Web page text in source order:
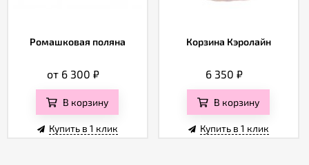
Ромашковая поляна
от 6 300₽
В корзину
Купить в 1 клик
Корзина Кэролайн
6 350₽
В корзину
Купить в 1 клик